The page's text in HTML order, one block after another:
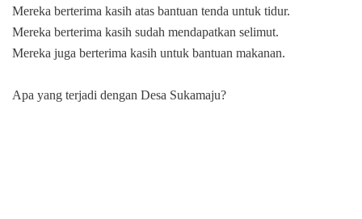
Mereka berterima kasih atas bantuan tenda untuk tidur.
Mereka berterima kasih sudah mendapatkan selimut.
Mereka juga berterima kasih untuk bantuan makanan.
Apa yang terjadi dengan Desa Sukamaju?